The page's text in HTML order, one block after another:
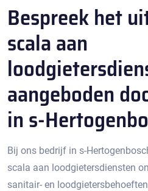
Bespreek het
scala aan
aangeboden
in s-
Bij ons bedrijf in s-
scala aan loodgietersdiensten
sanitair- en